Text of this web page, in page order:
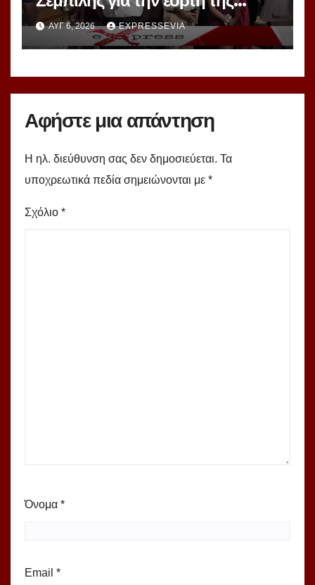
Μεταμορφώσεως Σωτήρος
ΑΥΓ 6, 2026 EXPRESSEVIA
Αφήστε μια απάντηση
Η ηλ. διεύθυνση σας δεν δημοσιεύεται. Τα
υποχρεωτικά πεδία σημειώνονται με *
Σχόλιο *
Όνομα *
Email *